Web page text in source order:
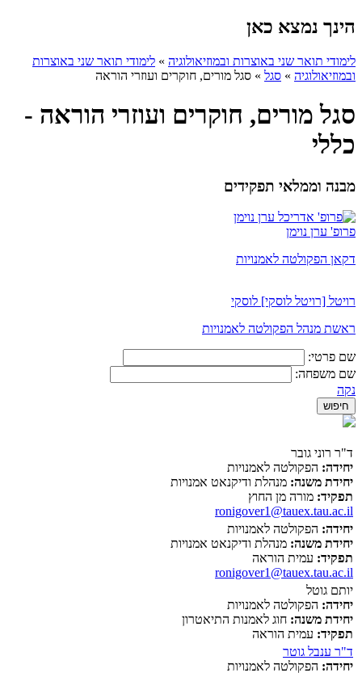
הינך נמצא כאן
לימודי תואר שני באוצרות ובמוזיאולוגיה » לימודי תואר שני באוצרות
ובמוזיאולוגיה » סגל » סגל מורים, חוקרים ועוזרי הוראה
סגל מורים, חוקרים ועוזרי הוראה -
כללי
מבנה וממלאי תפקידים
פרופ' ערן נוימן
דקאן הפקולטה לאמנויות
רויטל [רויטל לוסקי] לוסקי
ראשת מנהל הפקולטה לאמנויות
שם פרטי:
שם משפחה:
נקה
ד"ר רוני גובר
יחידה: הפקולטה לאמנויות
יחידת משנה: מנהלת ודיקנאט אמנויות
תפקיד: מורה מן החוץ
ronigover1@tauex.tau.ac.il
יחידה: הפקולטה לאמנויות
יחידת משנה: מנהלת ודיקנאט אמנויות
תפקיד: עמית הוראה
ronigover1@tauex.tau.ac.il
יותם גוטל
יחידה: הפקולטה לאמנויות
יחידת משנה: חוג לאמנות התיאטרון
תפקיד: עמית הוראה
ד"ר ענבל גוטר
יחידה: הפקולטה לאמנויות